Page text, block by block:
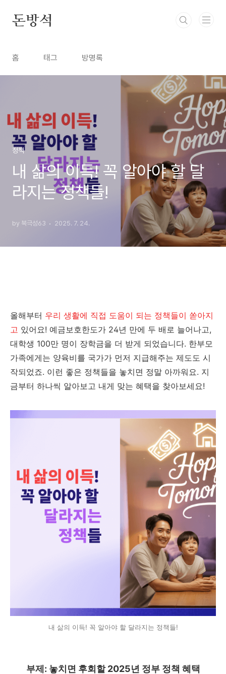
돈방석
홈 태그 방명록
정책
내 삶의 이득! 꼭 알아야 할 달
라지는 정책들!
by 북극성63 2025. 7. 24.
올해부터 우리 생활에 직접 도움이 되는 정책들이 쏟아지
고 있어요! 예금보호한도가 24년 만에 두 배로 늘어나고,
대학생 100만 명이 장학금을 더 받게 되었습니다. 한부모
가족에게는 양육비를 국가가 먼저 지급해주는 제도도 시
작되었죠. 이런 좋은 정책들을 놓치면 정말 아까워요. 지
금부터 하나씩 알아보고 내게 맞는 혜택을 찾아보세요!
내 삶의 이득! 꼭 알아야 할 달라지는 정책들!
부제: 놓치면 후회할 2025년 정부 정책 혜택